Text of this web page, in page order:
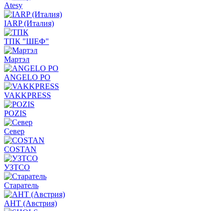
Atesy
IARP (Италия)
ТПК "ШЕФ"
Мартэл
ANGELO PO
VAKKPRESS
POZIS
Север
COSTAN
УЗТСО
Старатель
АНТ (Австрия)